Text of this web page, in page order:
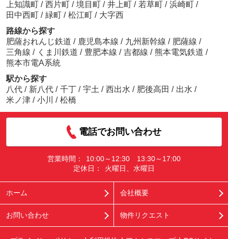
上知識町 / 西片町 / 境目町 / 井上町 / 若草町 / 浜崎町 /
田中西町 / 緑町 / 松江町 / 大字西
路線から探す
肥薩おれんじ鉄道 / 鹿児島本線 / 九州新幹線 / 肥薩線 /
三角線 / くま川鉄道 / 豊肥本線 / 吉都線 / 熊本電気鉄道 /
熊本市電A系統
駅から探す
八代 / 新八代 / 千丁 / 宇土 / 西出水 / 肥後高田 / 出水 /
米ノ津 / 小川 / 松橋
電話でお問い合わせ
営業時間：
10:00～12:30 13:30～17:00
定休日：
火曜日、水曜日
ホーム 会社概要
お問い合わせ 物件リクエスト